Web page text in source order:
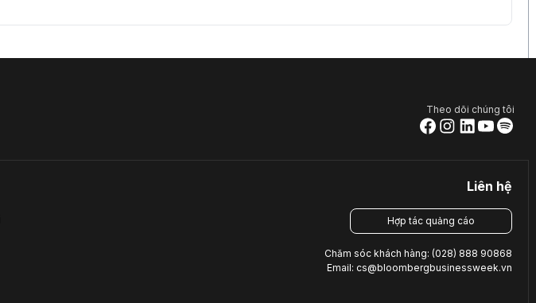
868,148 0.70% 30/06/2026
Theo dõi chúng tôi
Liên hệ
Hợp tác quảng cáo
Chăm sóc khách hàng: (028) 888 90868
Email: cs@bloombergbusinessweek.vn